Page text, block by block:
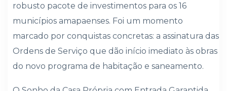
robusto pacote de investimentos para os 16
municípios amapaenses. Foi um momento
marcado por conquistas concretas: a assinatura das
Ordens de Serviço que dão início imediato às obras
do novo programa de habitação e saneamento.